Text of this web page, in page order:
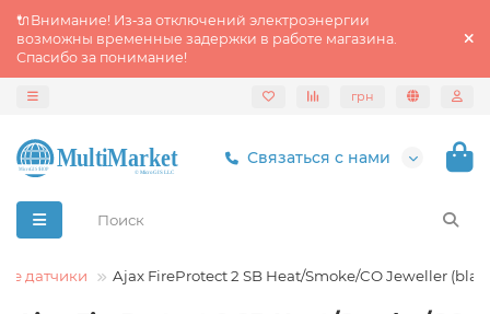
🔌Внимание! Из‑за отключений электроэнергии
возможны временные задержки в работе магазина.
Спасибо за понимание!
грн
Связаться с нами
датчики Ajax FireProtect 2 SB Heat/Smoke/CO Jeweller